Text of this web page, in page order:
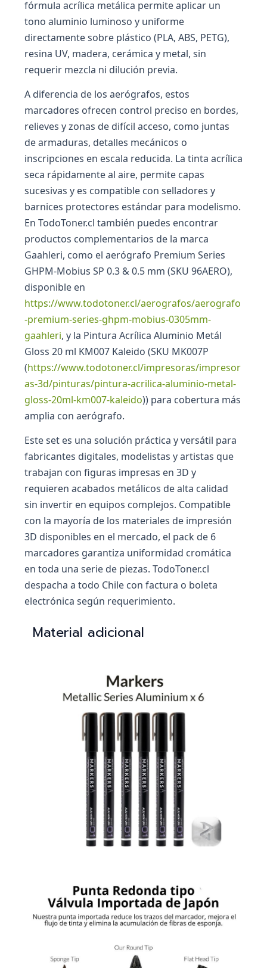
fórmula acrílica metálica permite aplicar un
tono aluminio luminoso y uniforme
directamente sobre plástico (PLA, ABS, PETG),
resina UV, madera, cerámica y metal, sin
requerir mezcla ni dilución previa.
A diferencia de los aerógrafos, estos
marcadores ofrecen control preciso en bordes,
relieves y zonas de difícil acceso, como juntas
de armaduras, detalles mecánicos o
inscripciones en escala reducida. La tinta acrílica
seca rápidamente al aire, permite capas
sucesivas y es compatible con selladores y
barnices protectores estándar para modelismo.
En TodoToner.cl también puedes encontrar
productos complementarios de la marca
Gaahleri, como el aerógrafo Premium Series
GHPM-Mobius SP 0.3 & 0.5 mm (SKU 96AERO),
disponible en
https://www.todotoner.cl/aerografos/aerografo
-premium-series-ghpm-mobius-0305mm-
gaahleri, y la Pintura Acrílica Aluminio Metál
Gloss 20 ml KM007 Kaleido (SKU MK007P
(https://www.todotoner.cl/impresoras/impresor
as-3d/pinturas/pintura-acrilica-aluminio-metal-
gloss-20ml-km007-kaleido)) para cobertura más
amplia con aerógrafo.
Este set es una solución práctica y versátil para
fabricantes digitales, modelistas y artistas que
trabajan con figuras impresas en 3D y
requieren acabados metálicos de alta calidad
sin invertir en equipos complejos. Compatible
con la mayoría de los materiales de impresión
3D disponibles en el mercado, el pack de 6
marcadores garantiza uniformidad cromática
en toda una serie de piezas. TodoToner.cl
despacha a todo Chile con factura o boleta
electrónica según requerimiento.
Material adicional